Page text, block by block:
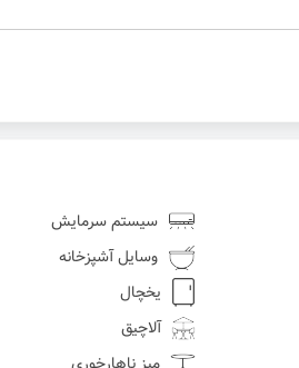
سیستم سرمایش
وسایل آشپزخانه
یخچال
آلاچیق